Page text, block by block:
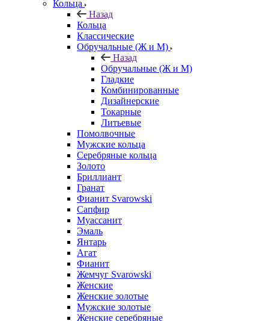
Кольца
Назад
Кольца
Классические
Обручальные (Ж и М)
Назад
Обручальные (Ж и М)
Гладкие
Комбинированные
Дизайнерские
Токарные
Литьевые
Помолвочные
Мужские кольца
Серебряные кольца
Золото
Бриллиант
Гранат
Фианит Svarowski
Сапфир
Муассанит
Эмаль
Янтарь
Агат
Фианит
Жемчуг Svarowski
Женские
Женские золотые
Мужские золотые
Женские серебряные